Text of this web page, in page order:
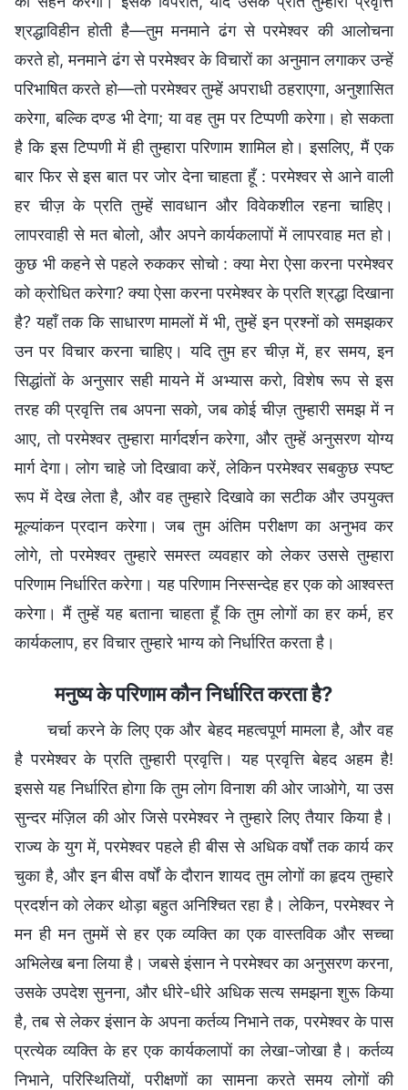
श्रद्धाविहीन होती है—तुम मनमाने ढंग से परमेश्वर की आलोचना
करते हो, मनमाने ढंग से परमेश्वर के विचारों का अनुमान लगाकर उन्हें
परिभाषित करते हो—तो परमेश्वर तुम्हें अपराधी ठहराएगा, अनुशासित
करेगा, बल्कि दण्ड भी देगा; या वह तुम पर टिप्पणी करेगा। हो सकता
है कि इस टिप्पणी में ही तुम्हारा परिणाम शामिल हो। इसलिए, मैं एक
बार फिर से इस बात पर जोर देना चाहता हूँ : परमेश्वर से आने वाली
हर चीज़ के प्रति तुम्हें सावधान और विवेकशील रहना चाहिए।
लापरवाही से मत बोलो, और अपने कार्यकलापों में लापरवाह मत हो।
कुछ भी कहने से पहले रुककर सोचो : क्या मेरा ऐसा करना परमेश्वर
को क्रोधित करेगा? क्या ऐसा करना परमेश्वर के प्रति श्रद्धा दिखाना
है? यहाँ तक कि साधारण मामलों में भी, तुम्हें इन प्रश्नों को समझकर
उन पर विचार करना चाहिए। यदि तुम हर चीज़ में, हर समय, इन
सिद्धांतों के अनुसार सही मायने में अभ्यास करो, विशेष रूप से इस
तरह की प्रवृत्ति तब अपना सको, जब कोई चीज़ तुम्हारी समझ में न
आए, तो परमेश्वर तुम्हारा मार्गदर्शन करेगा, और तुम्हें अनुसरण योग्य
मार्ग देगा। लोग चाहे जो दिखावा करें, लेकिन परमेश्वर सबकुछ स्पष्ट
रूप में देख लेता है, और वह तुम्हारे दिखावे का सटीक और उपयुक्त
मूल्यांकन प्रदान करेगा। जब तुम अंतिम परीक्षण का अनुभव कर
लोगे, तो परमेश्वर तुम्हारे समस्त व्यवहार को लेकर उससे तुम्हारा
परिणाम निर्धारित करेगा। यह परिणाम निस्सन्देह हर एक को आश्वस्त
करेगा। मैं तुम्हें यह बताना चाहता हूँ कि तुम लोगों का हर कर्म, हर
कार्यकलाप, हर विचार तुम्हारे भाग्य को निर्धारित करता है।
मनुष्य के परिणाम कौन निर्धारित करता है?
चर्चा करने के लिए एक और बेहद महत्वपूर्ण मामला है, और वह
है परमेश्वर के प्रति तुम्हारी प्रवृत्ति। यह प्रवृत्ति बेहद अहम है!
इससे यह निर्धारित होगा कि तुम लोग विनाश की ओर जाओगे, या उस
सुन्दर मंज़िल की ओर जिसे परमेश्वर ने तुम्हारे लिए तैयार किया है।
राज्य के युग में, परमेश्वर पहले ही बीस से अधिक वर्षों तक कार्य कर
चुका है, और इन बीस वर्षों के दौरान शायद तुम लोगों का हृदय तुम्हारे
प्रदर्शन को लेकर थोड़ा बहुत अनिश्चित रहा है। लेकिन, परमेश्वर ने
मन ही मन तुममें से हर एक व्यक्ति का एक वास्तविक और सच्चा
अभिलेख बना लिया है। जबसे इंसान ने परमेश्वर का अनुसरण करना,
उसके उपदेश सुनना, और धीरे-धीरे अधिक सत्य समझना शुरू किया
है, तब से लेकर इंसान के अपना कर्तव्य निभाने तक, परमेश्वर के पास
प्रत्येक व्यक्ति के हर एक कार्यकलापों का लेखा-जोखा है। कर्तव्य
निभाने, परिस्थितियों, परीक्षणों का सामना करते समय लोगों की